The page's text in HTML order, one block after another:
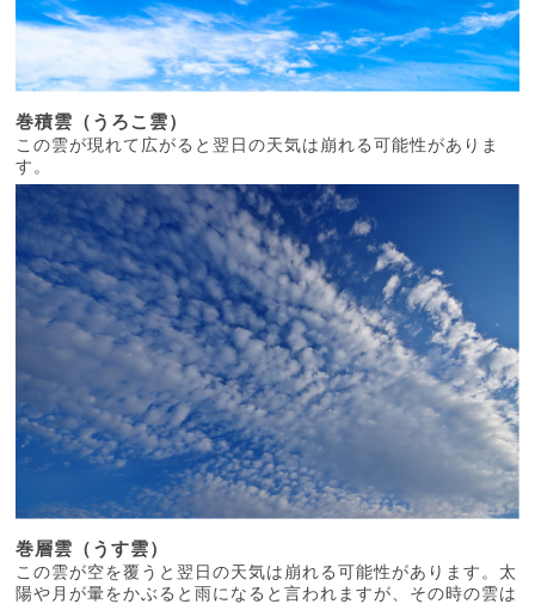
巻積雲（うろこ雲）
この雲が現れて広がると翌日の天気は崩れる可能性がありま
す。
巻層雲（うす雲）
この雲が空を覆うと翌日の天気は崩れる可能性があります。太
陽や月が暈をかぶると雨になると言われますが、その時の雲は